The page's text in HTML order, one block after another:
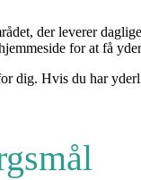
der leverer
for at få
dig. Hvis du har